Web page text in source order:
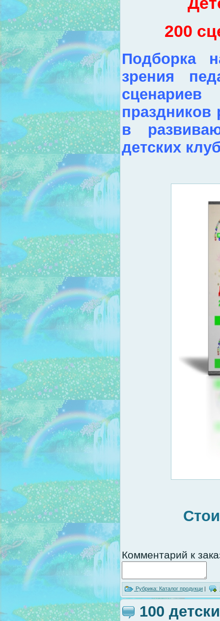
200
Подборка
зрения
в
детских
Комментарий к
Рубрика: Каталог продукци |
100